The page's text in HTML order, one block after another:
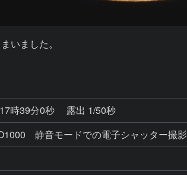
いました。
時39分0秒
露出 1/50秒
静音モードでの電子シャッター撮影